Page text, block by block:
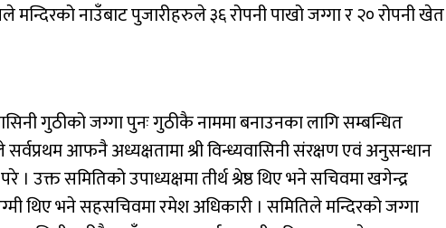
मन्दिरको नाउँबाट पुजारीहरुले ३६ रोपनी पाखो जग्गा र २० रोपनी खेत
गुठीको जग्गा पुनः गुठीकै नाममा बनाउनका लागि सम्बन्धित
आफनै अध्यक्षतामा श्री विन्ध्यवासिनी संरक्षण एवं अनुसन्धान
उक्त समितिको उपाध्यक्षमा तीर्थ श्रेष्ठ थिए भने सचिवमा खगेन्द्र
थिए भने सहसचिवमा रमेश अधिकारी । समितिले मन्दिरको जग्गा